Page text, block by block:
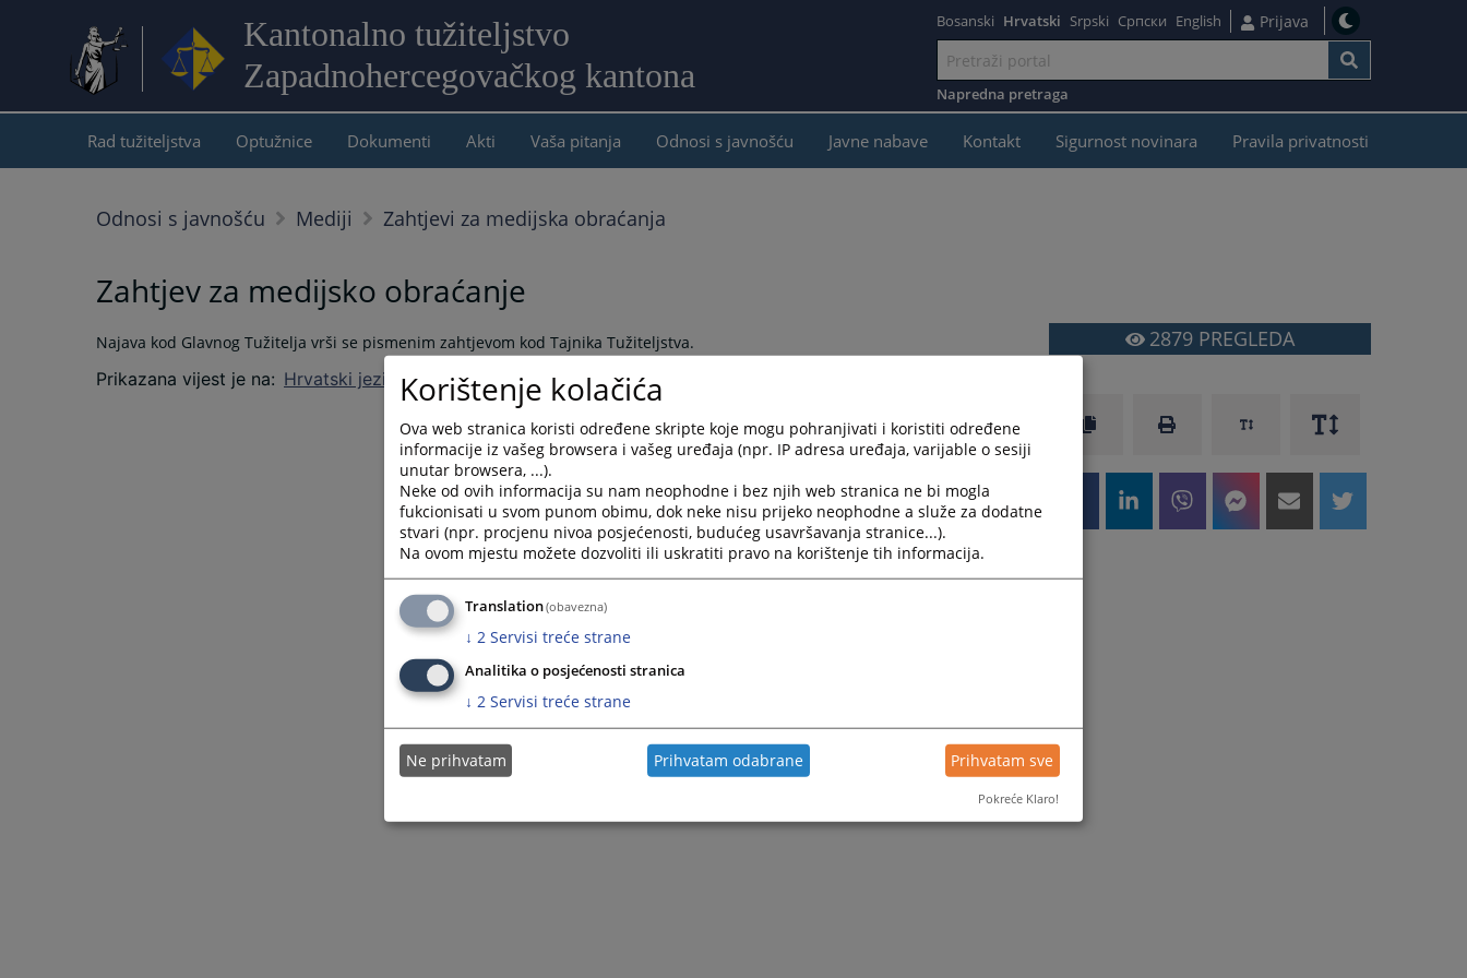
Kantonalno tužiteljstvo
Zapadnohercegovačkog kantona
sadržaj
Bosanski Hrvatski Srpski Српски English Prijava
Napredna pretraga
Rad tužiteljstva Optužnice Dokumenti Akti Vaša pitanja Odnosi s javnošću Javne nabave Kontakt Sigurnost novinara Pravila privatnosti
Odnosi s javnošću Mediji Zahtjevi za medijska obraćanja
Zahtjev za medijsko obraćanje
Najava kod Glavnog Tužitelja vrši se pismenim zahtjevom kod Tajnika Tužiteljstva.
Prikazana vijest je na: Hrvatski jezik
2879PREGLEDA
Korištenje kolačića
Ova web stranica koristi određene skripte koje mogu pohranjivati i koristiti određene
informacije iz vašeg browsera i vašeg uređaja (npr. IP adresa uređaja, varijable o sesiji
unutar browsera, ...).
Neke od ovih informacija su nam neophodne i bez njih web stranica ne bi mogla
fukcionisati u svom punom obimu, dok neke nisu prijeko neophodne a služe za dodatne
stvari (npr. procjenu nivoa posjećenosti, budućeg usavršavanja stranice...).
Na ovom mjestu možete dozvoliti ili uskratiti pravo na korištenje tih informacija.
Translation(obavezna)
↓ 2 Servisi treće strane
Analitika o posjećenosti stranica
↓ 2 Servisi treće strane
Ne prihvatam Prihvatam odabrane Prihvatam sve
Pokreće Klaro!